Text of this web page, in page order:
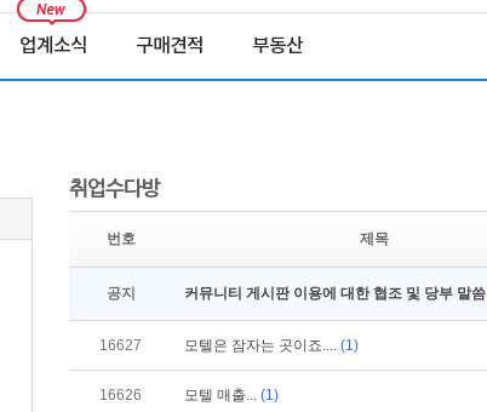
업계소식 구매견적 부동산
취업수다방
번호 제목
공지 커뮤니티 게시판 이용에 대한 협조 및 당부 말씀
16627 모텔은 잠자는 곳이죠.... (1)
16626 모텔 매출... (1)